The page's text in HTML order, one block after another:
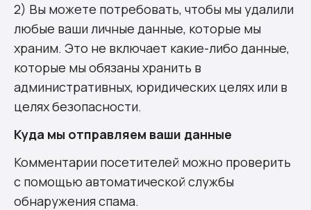
2) Вы можете потребовать, чтобы мы удалили
любые ваши личные данные, которые мы
храним. Это не включает какие-либо данные,
которые мы обязаны хранить в
административных, юридических целях или в
целях безопасности.
Куда мы отправляем ваши данные
Комментарии посетителей можно проверить
с помощью автоматической службы
обнаружения спама.